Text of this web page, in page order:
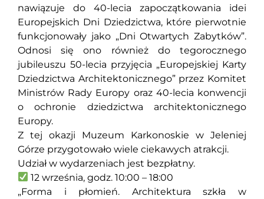
nawiązuje do 40-lecia zapoczątkowania idei
Europejskich Dni Dziedzictwa, które pierwotnie
funkcjonowały jako „Dni Otwartych Zabytków”.
Odnosi się ono również do tegorocznego
jubileuszu 50-lecia przyjęcia „Europejskiej Karty
Dziedzictwa Architektonicznego” przez Komitet
Ministrów Rady Europy oraz 40-lecia konwencji
o ochronie dziedzictwa architektonicznego
Europy.
Z tej okazji Muzeum Karkonoskie w Jeleniej
Górze przygotowało wiele ciekawych atrakcji.
Udział w wydarzeniach jest bezpłatny.
12 września, godz. 10:00 – 18:00
„Forma i płomień. Architektura szkła w